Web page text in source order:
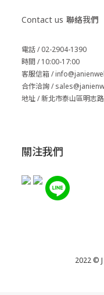
Contact us 聯絡我們
電話 / 02-2904-1390
時間 / 10:00-17:00
客服信箱 /
合作洽詢 / sales
地址 / 新北市泰山區明志
關注我們
2022 ©